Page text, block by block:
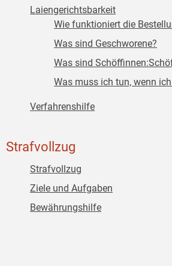
Laiengerichtsbarkeit
Wie funktioniert die
Was sind Geschworene?
Was sind
Was muss ich tun, wenn
Verfahrenshilfe
Strafvollzug
Strafvollzug
Ziele und Aufgaben
Bewährungshilfe